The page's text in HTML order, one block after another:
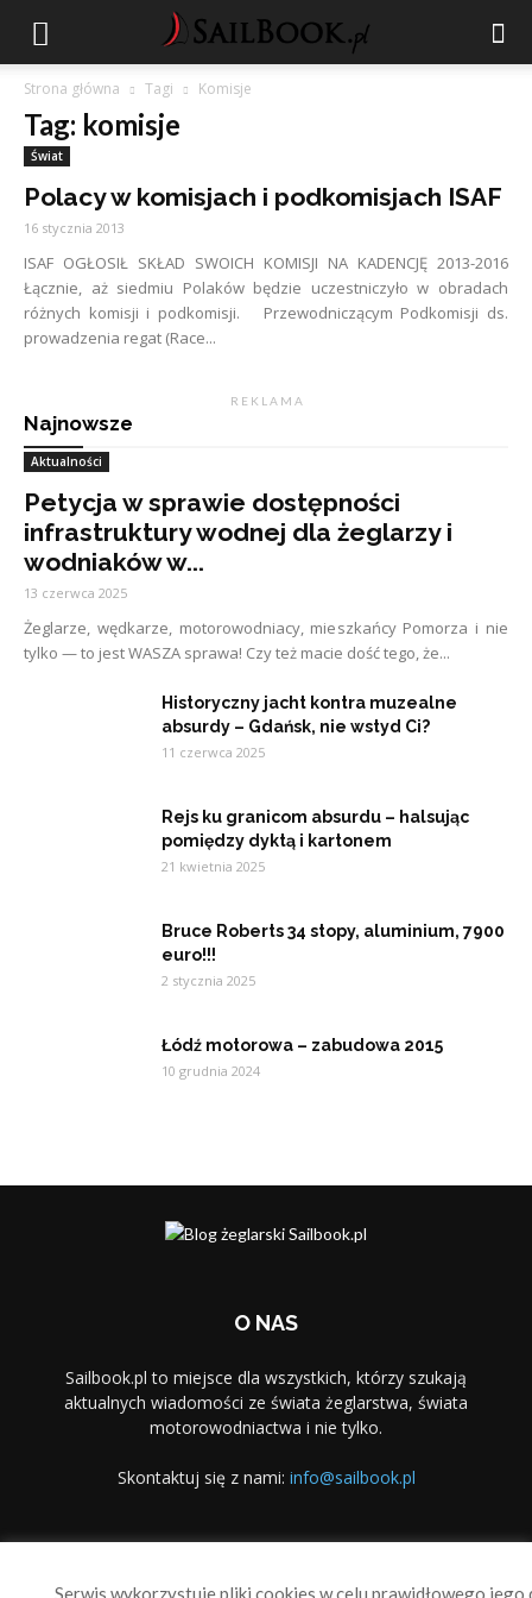
Strona główna Tagi Komisje
Tag: komisje
Świat
Polacy w komisjach i podkomisjach ISAF
16 stycznia 2013
ISAF OGŁOSIŁ SKŁAD SWOICH KOMISJI NA KADENCJĘ 2013-2016
Łącznie, aż siedmiu Polaków będzie uczestniczyło w obradach
różnych komisji i podkomisji. Przewodniczącym Podkomisji ds.
prowadzenia regat (Race...
R E K L A M A
Najnowsze
Aktualności
Petycja w sprawie dostępności
infrastruktury wodnej dla żeglarzy i
wodniaków w...
13 czerwca 2025
Żeglarze, wędkarze, motorowodniacy, mieszkańcy Pomorza i nie
tylko — to jest WASZA sprawa! Czy też macie dość tego, że...
Historyczny jacht kontra muzealne
absurdy – Gdańsk, nie wstyd Ci?
11 czerwca 2025
Rejs ku granicom absurdu – halsując
pomiędzy dyktą i kartonem
21 kwietnia 2025
Bruce Roberts 34 stopy, aluminium, 7900
euro!!!
2 stycznia 2025
Łódź motorowa – zabudowa 2015
10 grudnia 2024
O NAS
Sailbook.pl to miejsce dla wszystkich, którzy szukają
aktualnych wiadomości ze świata żeglarstwa, świata
motorowodniactwa i nie tylko.
Skontaktuj się z nami: info@sailbook.pl
Serwis wykorzystuje pliki cookies w celu prawidłowego